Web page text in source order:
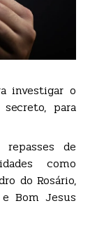
investigar o
para
de
como
do Rosário,
e Bom Jesus